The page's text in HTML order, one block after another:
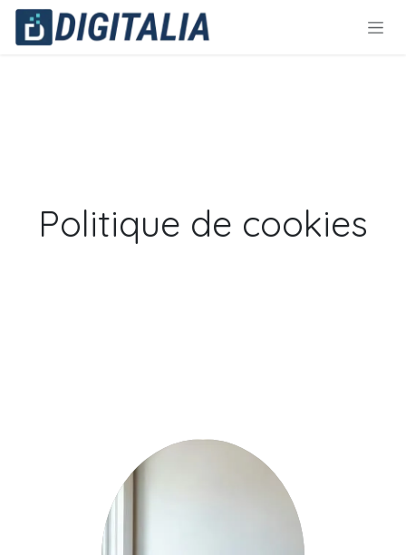
Se rendre au contenu
Politique de cookies